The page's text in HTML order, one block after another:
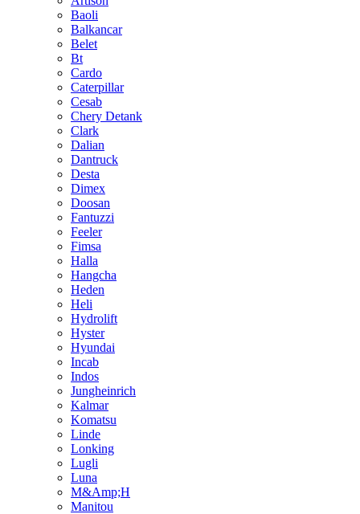
Baoli
Balkancar
Belet
Bt
Cardo
Caterpillar
Cesab
Chery Detank
Clark
Dalian
Dantruck
Desta
Dimex
Doosan
Fantuzzi
Feeler
Fimsa
Halla
Hangcha
Heden
Heli
Hydrolift
Hyster
Hyundai
Incab
Indos
Jungheinrich
Kalmar
Komatsu
Linde
Lonking
Lugli
Luna
M&Amp;H
Manitou